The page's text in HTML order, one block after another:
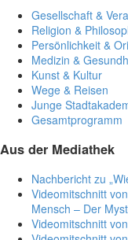
Gesellschaft &
Religion &
Persönlichkeit &
Medizin &
Kunst & Kultur
Wege & Reisen
Junge
Gesamtprogramm
Aus der Mediathek
Nachbericht zu
Videomitschnitt
Mensch – Der
Videomitschnitt